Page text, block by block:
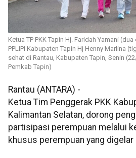
Ketua TP PKK Tapin Hj. Faridah Yamani
PPLIPI Kabupaten Tapin Hj Henny Marlina
sehat di Rantau, Kabupaten Tapin, Senin
Pemkab Tapin)
Rantau (ANTARA) -
Ketua Tim Penggerak PKK
Kalimantan Selatan, dorong
partisipasi perempuan melalui
khusus perempuan yang digelar